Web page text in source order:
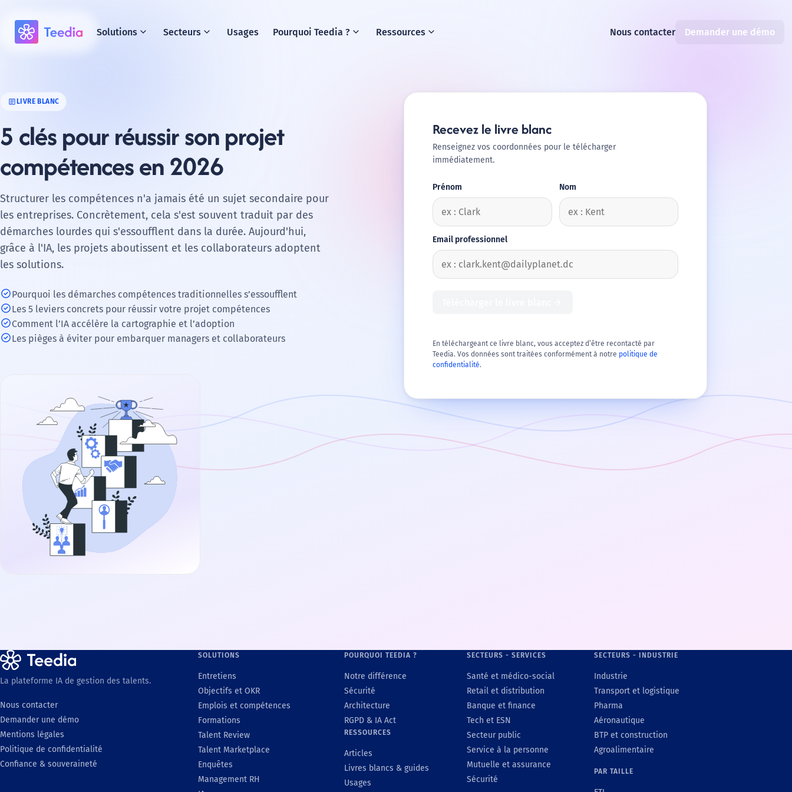
Solutions expand_more Secteurs expand_more Usages Pourquoi Teedia ? expand_more Ressources expand_more Nous contacter Demander une démo
article LIVRE BLANC
5 clés pour réussir son projet
compétences en 2026
Structurer les compétences n'a jamais été un sujet secondaire pour
les entreprises. Concrètement, cela s'est souvent traduit par des
démarches lourdes qui s'essoufflent dans la durée. Aujourd'hui,
grâce à l'IA, les projets aboutissent et les collaborateurs adoptent
les solutions.
check_circlePourquoi les démarches compétences traditionnelles s’essoufflent
check_circleLes 5 leviers concrets pour réussir votre projet compétences
check_circleComment l’IA accélère la cartographie et l’adoption
check_circleLes pièges à éviter pour embarquer managers et collaborateurs
Recevez le livre blanc
Renseignez vos coordonnées pour le télécharger
immédiatement.
Prénom Nom
Email professionnel
En téléchargeant ce livre blanc, vous acceptez d’être recontacté par
Teedia. Vos données sont traitées conformément à notre politique de
confidentialité.
La plateforme IA de gestion des talents.
Nous contacter
Demander une démo
Mentions légales
Politique de confidentialité
Confiance & souveraineté
SOLUTIONS
Entretiens
Objectifs et OKR
Emplois et compétences
Formations
Talent Review
Talent Marketplace
Enquêtes
Management RH
POURQUOI TEEDIA ?
Notre différence
Sécurité
Architecture
RGPD & IA Act
RESSOURCES
Articles
Livres blancs & guides
Usages
SECTEURS - SERVICES
Santé et médico-social
Retail et distribution
Banque et finance
Tech et ESN
Secteur public
Service à la personne
Mutuelle et assurance
Sécurité
SECTEURS - INDUSTRIE
Industrie
Transport et logistique
Pharma
Aéronautique
BTP et construction
Agroalimentaire
PAR TAILLE